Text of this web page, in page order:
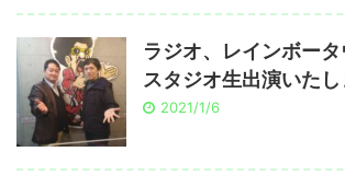
ラジオ、レインボー
スタジオ生出演いたし
2021/1/6